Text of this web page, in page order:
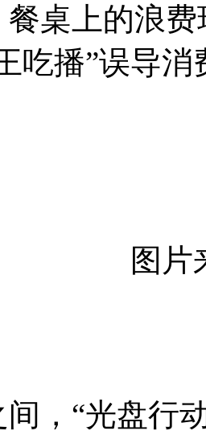
上的浪费
吃播”误导
图片
“光盘行动